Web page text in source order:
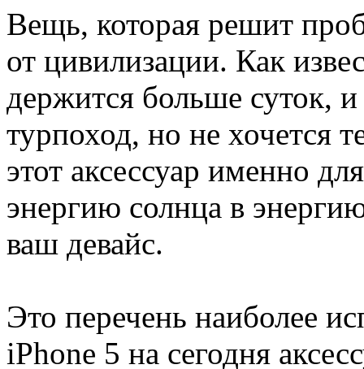
Вещь, которая решит
от цивилизации. Как
держится больше суток,
турпоход, но не хочется
этот аксессуар именно
энергию солнца в
ваш девайс.
Это перечень наиболее
iPhone 5 на сегодня